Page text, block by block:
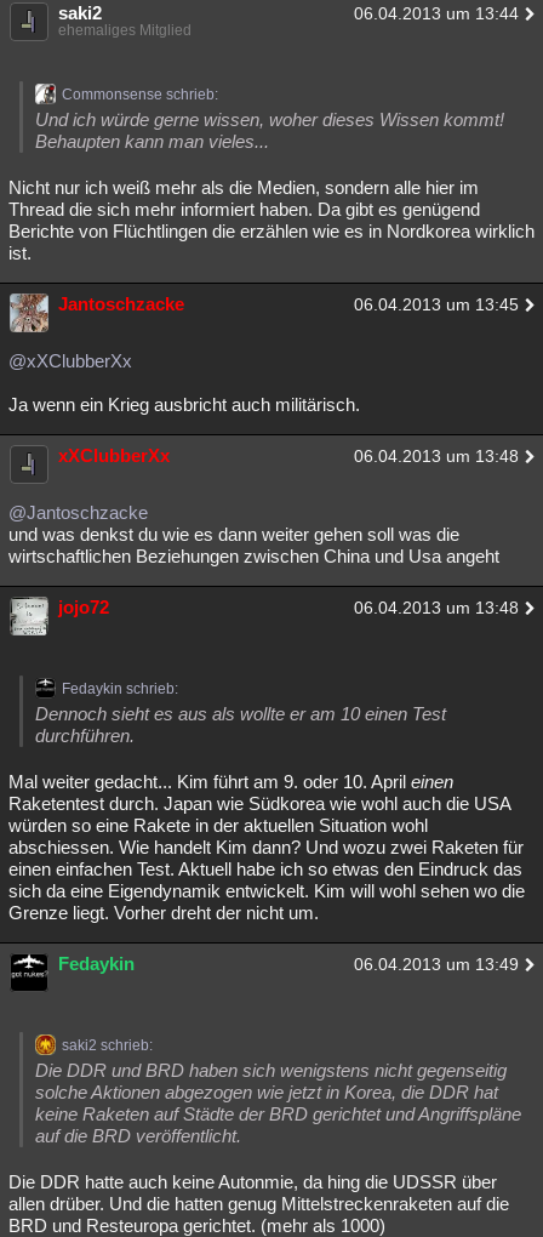
saki2 06.04.2013 um 13:44
ehemaliges Mitglied
Commonsense schrieb:
Und ich würde gerne wissen, woher dieses Wissen kommt!
Behaupten kann man vieles...
Nicht nur ich weiß mehr als die Medien, sondern alle hier im
Thread die sich mehr informiert haben. Da gibt es genügend
Berichte von Flüchtlingen die erzählen wie es in Nordkorea wirklich
ist.
Jantoschzacke 06.04.2013 um 13:45
@xXClubberXx
Ja wenn ein Krieg ausbricht auch militärisch.
xXClubberXx 06.04.2013 um 13:48
@Jantoschzacke
und was denkst du wie es dann weiter gehen soll was die
wirtschaftlichen Beziehungen zwischen China und Usa angeht
jojo72 06.04.2013 um 13:48
Fedaykin schrieb:
Dennoch sieht es aus als wollte er am 10 einen Test
durchführen.
Mal weiter gedacht... Kim führt am 9. oder 10. April einen
Raketentest durch. Japan wie Südkorea wie wohl auch die USA
würden so eine Rakete in der aktuellen Situation wohl
abschiessen. Wie handelt Kim dann? Und wozu zwei Raketen für
einen einfachen Test. Aktuell habe ich so etwas den Eindruck das
sich da eine Eigendynamik entwickelt. Kim will wohl sehen wo die
Grenze liegt. Vorher dreht der nicht um.
Fedaykin 06.04.2013 um 13:49
saki2 schrieb:
Die DDR und BRD haben sich wenigstens nicht gegenseitig
solche Aktionen abgezogen wie jetzt in Korea, die DDR hat
keine Raketen auf Städte der BRD gerichtet und Angriffspläne
auf die BRD veröffentlicht.
Die DDR hatte auch keine Autonmie, da hing die UDSSR über
allen drüber. Und die hatten genug Mittelstreckenraketen auf die
BRD und Resteuropa gerichtet. (mehr als 1000)